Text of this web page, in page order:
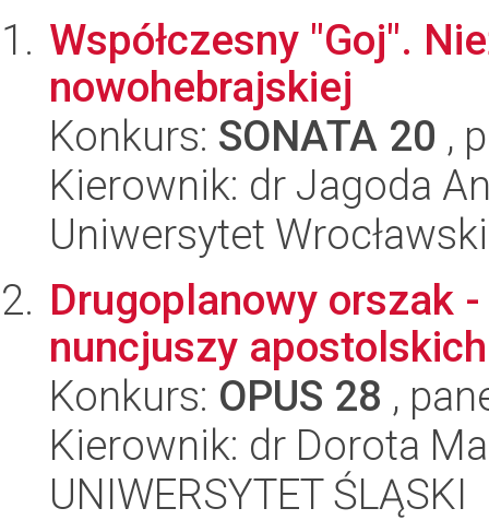
Współczesny "Goj".
nowohebrajskiej
Konkurs: SONATA 20 ,
Kierownik: dr Jagoda
Uniwersytet Wrocławski
Drugoplanowy orszak
nuncjuszy
Konkurs: OPUS 28 ,
Kierownik: dr Dorota
UNIWERSYTET ŚLĄSKI